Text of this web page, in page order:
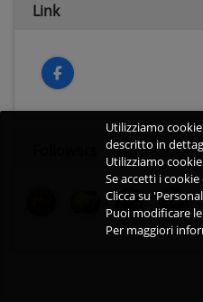
Link
Utilizziamo
descritto in
Utilizziamo
Se accetti i
Clicca su
Puoi modificare
Per maggiori